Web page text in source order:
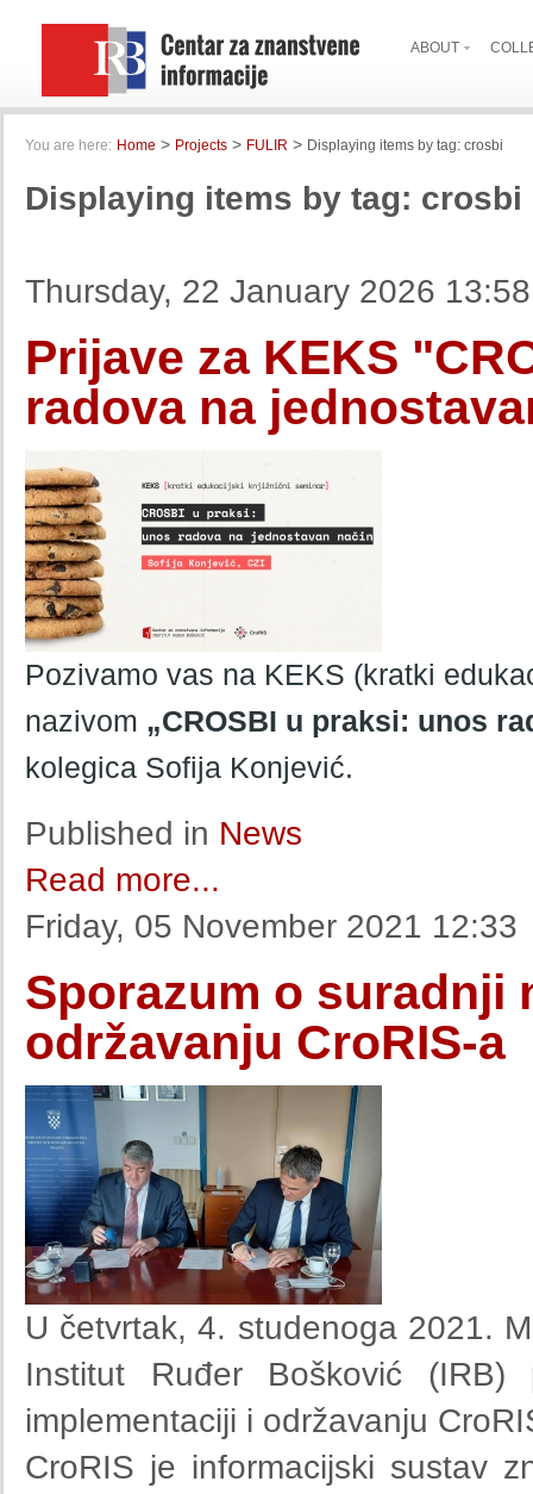
ABOUT
You are here: Home > Projects > FULIR > Displaying items by tag: crosbi
Displaying items by tag: crosbi
Thursday, 22 January 2026 13:58
Prijave za KEKS
radova na
Pozivamo vas na KEKS (kratki
nazivom „CROSBI u praksi: unos
kolegica Sofija Konjević.
Published in News
Read more...
Friday, 05 November 2021 12:33
Sporazum o suradnji
održavanju CroRIS-a
U četvrtak, 4. studenoga 2021.
Institut Ruđer Bošković
implementaciji i održavanju
CroRIS je informacijski sustav